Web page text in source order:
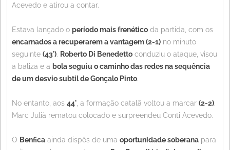
Acevedo e atirou a contar.
Estava lançado o período mais frenético da partida, com os
encarnados a recuperarem a vantagem (2-1) no minuto
seguinte (43'). Roberto Di Benedetto conduziu o ataque, visou
a baliza e a bola seguiu o caminho das redes na sequência
de um desvio subtil de Gonçalo Pinto.
No entanto, aos 44' , a formação catalã voltou a marcar (2-2).
Marc Julià rematou colocado e surpreendeu Conti Acevedo.
O Benfica ainda dispôs de uma oportunidade soberana para